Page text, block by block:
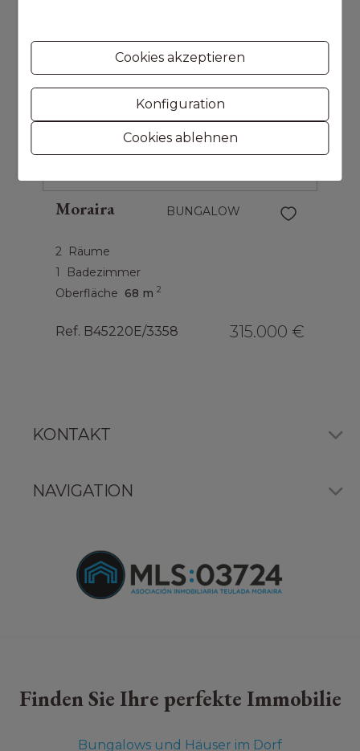
Moraira BUNGALOW
2
Räume
1
Badezimmer
Oberfläche 68 m 2
Ref. B45220E/3358 315.000 €
KONTAKT
NAVIGATION
Finden Sie Ihre perfekte Immobilie
Bungalows und Häuser im Dorf
Cookies akzeptieren
Konfiguration
Cookies ablehnen